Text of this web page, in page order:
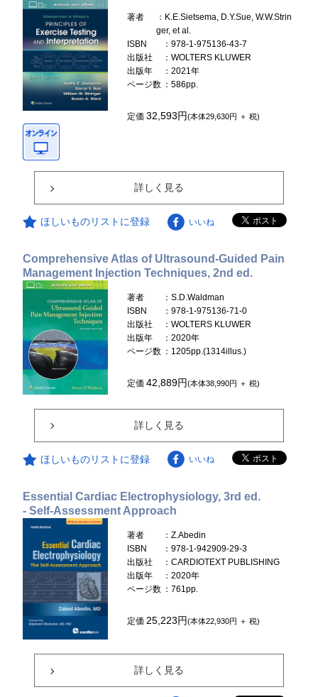
著者
：K.E.Sietsema, D.Y.Sue, W.W.Strin
ger, et al.
ISBN
：978-1-975136-43-7
出版社
：WOLTERS KLUWER
出版年
：2021年
ページ数 ：586pp.
定価32,593円(本体29,630円 ＋ 税)
詳しく見る
ほしいものリストに登録 いいね
Comprehensive Atlas of Ultrasound-Guided Pain
Management Injection Techniques, 2nd ed.
著者
：S.D.Waldman
ISBN
：978-1-975136-71-0
出版社
：WOLTERS KLUWER
出版年
：2020年
ページ数 ：1205pp.(1314illus.)
定価42,889円(本体38,990円 ＋ 税)
詳しく見る
ほしいものリストに登録 いいね
Essential Cardiac Electrophysiology, 3rd ed.
- Self-Assessment Approach
著者
：Z.Abedin
ISBN
：978-1-942909-29-3
出版社
：CARDIOTEXT PUBLISHING
出版年
：2020年
ページ数 ：761pp.
定価 25,223円(本体22,930円 ＋ 税)
詳しく見る